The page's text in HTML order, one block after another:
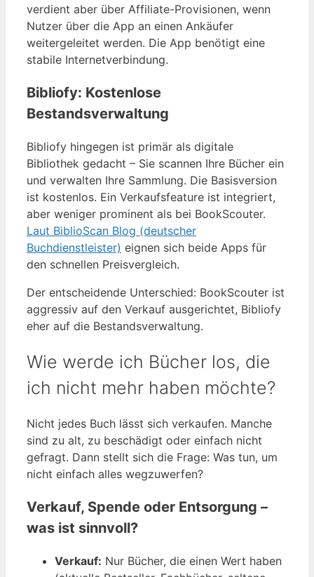
verdient aber über Affiliate-Provisionen, wenn
Nutzer über die App an einen Ankäufer
weitergeleitet werden. Die App benötigt eine
stabile Internetverbindung.
Bibliofy: Kostenlose
Bestandsverwaltung
Bibliofy hingegen ist primär als digitale
Bibliothek gedacht – Sie scannen Ihre Bücher ein
und verwalten Ihre Sammlung. Die Basisversion
ist kostenlos. Ein Verkaufsfeature ist integriert,
aber weniger prominent als bei BookScouter.
Laut BiblioScan Blog (deutscher
Buchdienstleister) eignen sich beide Apps für
den schnellen Preisvergleich.
Der entscheidende Unterschied: BookScouter ist
aggressiv auf den Verkauf ausgerichtet, Bibliofy
eher auf die Bestandsverwaltung.
Wie werde ich Bücher los, die
ich nicht mehr haben möchte?
Nicht jedes Buch lässt sich verkaufen. Manche
sind zu alt, zu beschädigt oder einfach nicht
gefragt. Dann stellt sich die Frage: Was tun, um
nicht einfach alles wegzuwerfen?
Verkauf, Spende oder Entsorgung –
was ist sinnvoll?
Verkauf: Nur Bücher, die einen Wert haben